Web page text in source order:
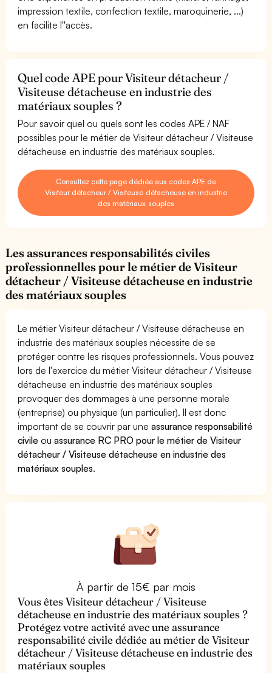
impression textile, confection textile, maroquinerie, ...)
en facilite l''accès.
Quel code APE pour Visiteur détacheur /
Visiteuse détacheuse en industrie des
matériaux souples ?
Pour savoir quel ou quels sont les codes APE / NAF
possibles pour le métier de Visiteur détacheur / Visiteuse
détacheuse en industrie des matériaux souples.
Consultez cette page dédiée aux codes APE de
Visiteur détacheur / Visiteuse détacheuse en industrie
des matériaux souples
Les assurances responsabilités civiles
professionnelles pour le métier de Visiteur
détacheur / Visiteuse détacheuse en industrie
des matériaux souples
Le métier Visiteur détacheur / Visiteuse détacheuse en
industrie des matériaux souples nécessite de se
protéger contre les risques professionnels. Vous pouvez
lors de l'exercice du métier Visiteur détacheur / Visiteuse
détacheuse en industrie des matériaux souples
provoquer des dommages à une personne morale
(entreprise) ou physique (un particulier). Il est donc
important de se couvrir par uneassurance responsabilité
civile ouassurance RC PRO pour le métier de Visiteur
détacheur / Visiteuse détacheuse en industrie des
matériaux souples.
À partir de 15€ par mois
Vous êtes Visiteur détacheur / Visiteuse
détacheuse en industrie des matériaux souples ?
Protégez votre activité avec une assurance
responsabilité civile dédiée au métier de Visiteur
détacheur / Visiteuse détacheuse en industrie des
matériaux souples